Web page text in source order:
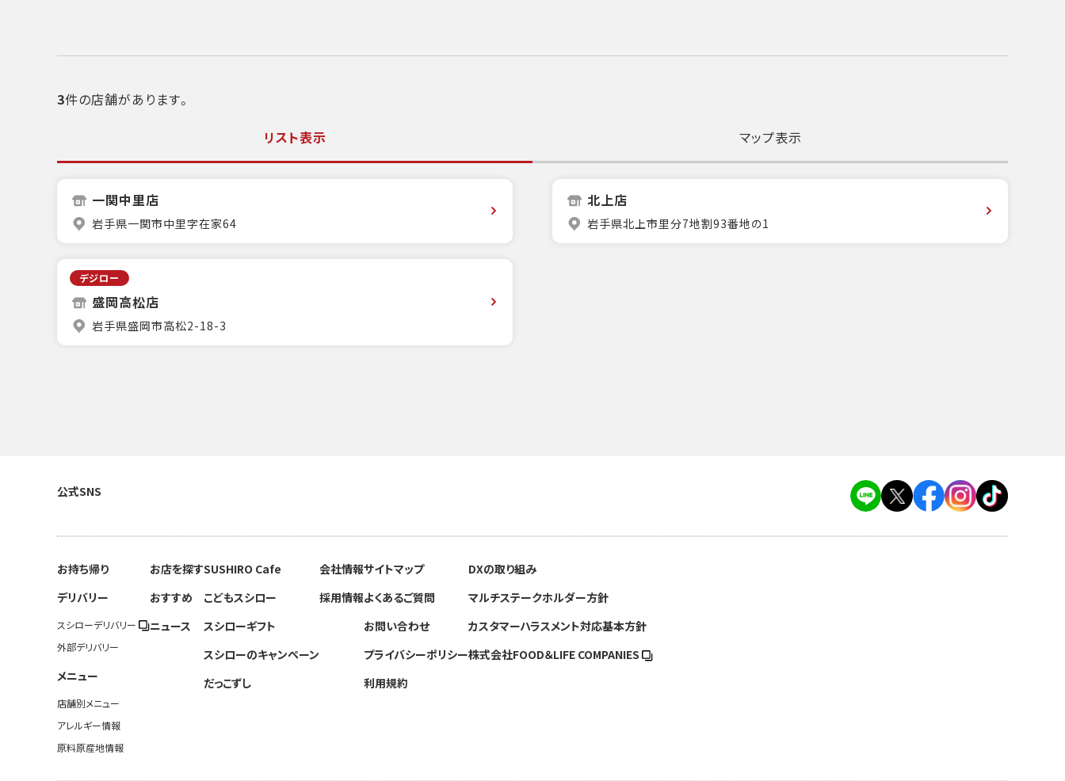
3件の店舗があります。
リスト表示
マップ表示
一関中里店
岩手県一関市中里字在家64
北上店
岩手県北上市里分7地割93番地の1
デジロー
盛岡高松店
岩手県盛岡市高松2-18-3
公式SNS
お持ち帰り
デリバリー
スシローデリバリー
外部デリバリー
メニュー
店舗別メニュー
アレルギー情報
原料原産地情報
お店を探す
おすすめ
ニュース
SUSHIRO Cafe
こどもスシロー
スシローギフト
スシローのキャンペーン
だっこずし
会社情報
採用情報
サイトマップ
よくあるご質問
お問い合わせ
プライバシーポリシー
利用規約
DXの取り組み
マルチステークホルダー方針
カスタマーハラスメント対応基本方針
株式会社FOOD＆LIFE COMPANIES